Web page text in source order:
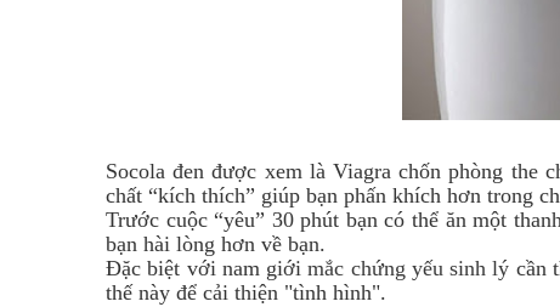
Socola đen được xem là Viagra chốn phòng the
chất “kích thích” giúp bạn phấn khích hơn trong
Trước cuộc “yêu” 30 phút bạn có thể ăn một
bạn hài lòng hơn về bạn.
Đặc biệt với nam giớimắc chứng yếu sinh lý cần
thế này để cải thiện "tình hình".